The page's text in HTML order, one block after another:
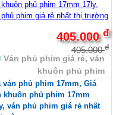
405.000đ
405.000đ
Ván phủ phim giá rẻ, ván
khuôn phủ phim
ván phủ phim 17mm, Giá
khuôn phủ phim 17mm
ván phủ phim giá rẻ nhất